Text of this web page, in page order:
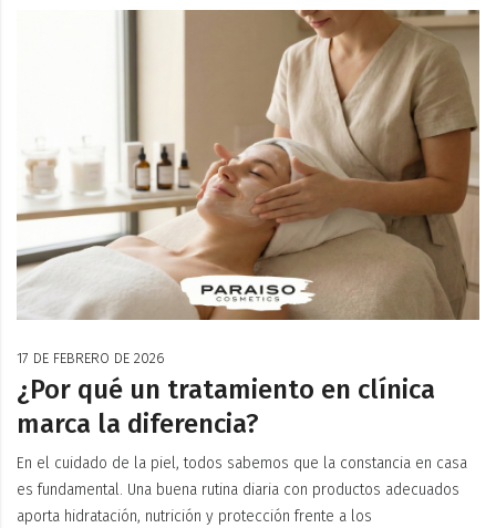
17 DE FEBRERO DE 2026
¿Por qué un tratamiento en clínica
marca la diferencia?
En el cuidado de la piel, todos sabemos que la constancia en casa
es fundamental. Una buena rutina diaria con productos adecuados
aporta hidratación, nutrición y protección frente a los